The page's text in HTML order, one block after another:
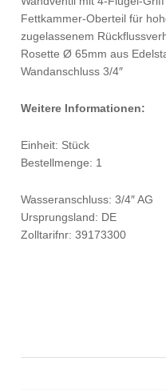
Fettkammer-Oberteil für
zugelassenem
Rosette Ø 65mm aus
Wandanschluss 3/4″
Weitere Informationen:
Einheit: Stück
Bestellmenge: 1
Wasseranschluss: 3/4″ AG
Ursprungsland: DE
Zolltarifnr: 39173300